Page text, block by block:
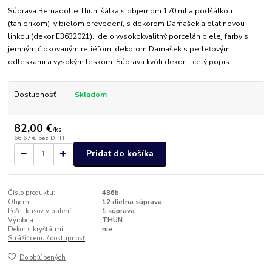
Súprava Bernadotte Thun: šálka s objemom 170 ml a podšálkou
(tanierikom) v bielom prevedení, s dekorom Damašek a platinovou
linkou (dekor E3632021). Ide o vysokokvalitný porcelán bielej farby s
jemným čipkovaným reliéfom, dekorom Damašek s perleťovými
odleskami a vysokým leskom. Súprava kvôli dekor... celý popis
Dostupnosť Skladom
82,00 €/ks
66,67 € bez DPH
Pridať do košíka
Číslo produktu:
486b
Objem:
12 dielna súprava
Počet kusov v balení:
1 súprava
Výrobca:
THUN
Dekor s kryštálmi:
nie
Strážiť cenu / dostupnosť
Do obľúbených